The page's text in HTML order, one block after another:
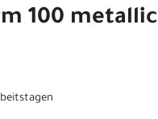
100 metallic